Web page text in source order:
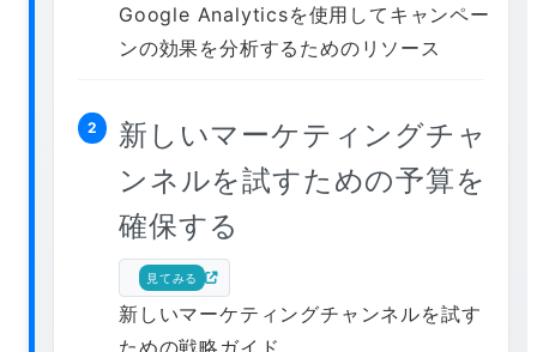
Google Analyticsを使用してキャンペー
ンの効果を分析するためのリソース
2
新しいマーケティングチャ
ンネルを試すための予算を
確保する
見てみる
新しいマーケティングチャンネルを試す
ための戦略ガイド